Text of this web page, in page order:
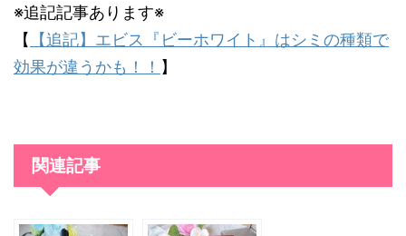
※追記記事あります※
【
【追記】エビス『ビーホワイト』はシミの種類で
効果が違うかも！！ 】
関連記事